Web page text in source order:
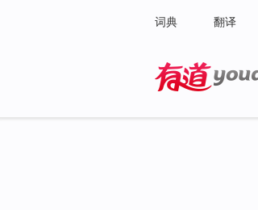
词典 翻译